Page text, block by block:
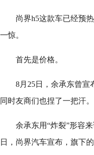
尚界h5这款车已经预
一惊。
首先是价格。
8月25日，余承东曾宣
同时友商们也捏了一把汗。
余承东用“炸裂”形容
日，尚界汽车宣布，旗下